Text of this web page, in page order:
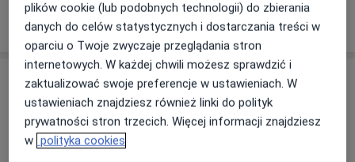
W jaki sposób ustalane są ceny?
Adresy (2)
Adres 1 Adres 2
plików cookie (lub podobnych technologii) do zbierania
danych do celów statystycznych i dostarczania treści w
oparciu o Twoje zwyczaje przeglądania stron
internetowych. W każdej chwili możesz sprawdzić i
zaktualizować swoje preferencje w ustawieniach. W
ustawieniach znajdziesz również linki do polityk
prywatności stron trzecich. Więcej informacji znajdziesz
w polityka cookies